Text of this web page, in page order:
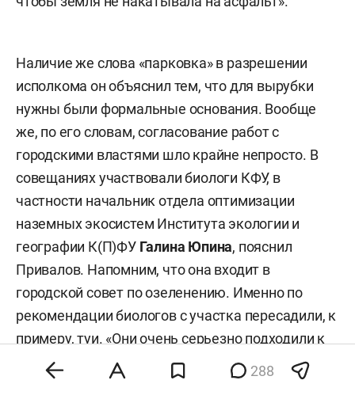
Наличие же слова «парковка» в разрешении
исполкома он объяснил тем, что для вырубки
нужны были формальные основания. Вообще
же, по его словам, согласование работ с
городскими властями шло крайне непросто. В
совещаниях участвовали биологи КФУ, в
частности начальник отдела оптимизации
наземных экосистем Института экологии и
географии К(П)ФУ Галина Юпина, пояснил
Привалов. Напомним, что она входит в
городской совет по озеленению. Именно по
рекомендации биологов с участка пересадили, к
примеру, туи. «Они очень серьезно подходили к
каждому дереву, — вспомнил Привалов. — Нет,
говорят, не дадим рубить — и все... И одну осину,
288